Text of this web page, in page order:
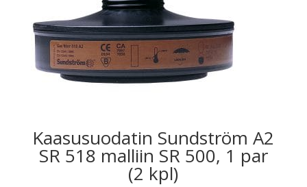
Kaasusuodatin Sundström A2
SR 518 malliin SR 500, 1 par
(2 kpl)